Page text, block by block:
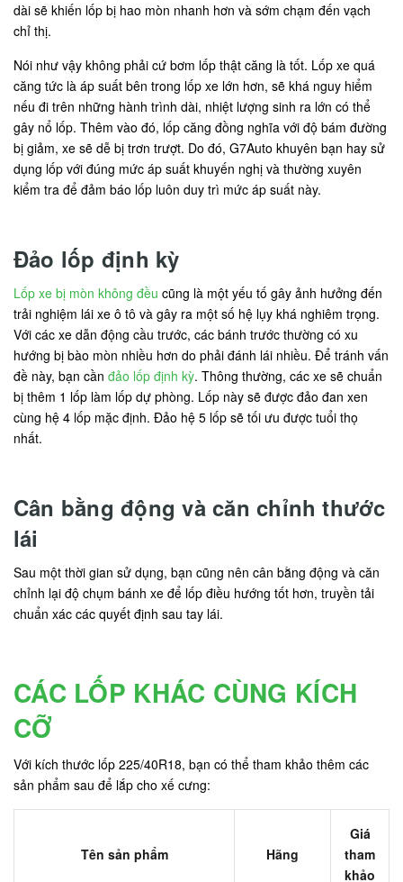
dài sẽ khiến lốp bị hao mòn nhanh hơn và sớm chạm đến vạch
chỉ thị.
Nói như vậy không phải cứ bơm lốp thật căng là tốt. Lốp xe quá
căng tức là áp suất bên trong lốp xe lớn hơn, sẽ khá nguy hiểm
nếu đi trên những hành trình dài, nhiệt lượng sinh ra lớn có thể
gây nổ lốp. Thêm vào đó, lốp căng đồng nghĩa với độ bám đường
bị giảm, xe sẽ dễ bị trơn trượt. Do đó, G7Auto khuyên bạn hay sử
dụng lốp với đúng mức áp suất khuyến nghị và thường xuyên
kiểm tra để đảm báo lốp luôn duy trì mức áp suất này.
Đảo lốp định kỳ
Lốp xe bị mòn không đều cũng là một yếu tố gây ảnh hưởng đến
trải nghiệm lái xe ô tô và gây ra một số hệ lụy khá nghiêm trọng.
Với các xe dẫn động cầu trước, các bánh trước thường có xu
hướng bị bào mòn nhiều hơn do phải đánh lái nhiều. Để tránh vấn
đề này, bạn cần đảo lốp định kỳ. Thông thường, các xe sẽ chuẩn
bị thêm 1 lốp làm lốp dự phòng. Lốp này sẽ được đảo đan xen
cùng hệ 4 lốp mặc định. Đảo hệ 5 lốp sẽ tối ưu được tuổi thọ
nhất.
Cân bằng động và căn chỉnh thước
lái
Sau một thời gian sử dụng, bạn cũng nên cân bằng động và căn
chỉnh lại độ chụm bánh xe để lốp điều hướng tốt hơn, truyền tải
chuẩn xác các quyết định sau tay lái.
CÁC LỐP KHÁC CÙNG KÍCH
CỠ
Với kích thước lốp 225/40R18, bạn có thể tham khảo thêm các
sản phẩm sau để lắp cho xế cưng:
Tên sản phẩm Hãng
Giá
tham
khảo